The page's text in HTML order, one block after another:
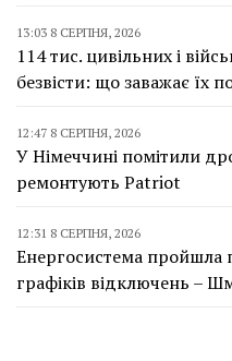
13:03 8 СЕРПНЯ, 2026
114 тис. цивільних і
безвісти: що заважає їх
12:47 8 СЕРПНЯ, 2026
У Німеччині помітили
ремонтують Patriot
12:31 8 СЕРПНЯ, 2026
Енергосистема пройшла
графіків відключень –